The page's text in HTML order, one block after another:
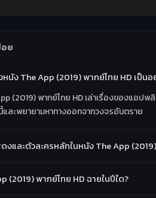
ย
หนัง The App (2019) พากย์ไทย HD เป็นอ
(2019) พากย์ไทย HD เล่าเรื่องของแอ
และพยายามหาทางออกจากวงจรอันตราย
งและตัวละครหลักในหนัง The App
(2019) พากย์ไทย HD ฉายในปีใด?